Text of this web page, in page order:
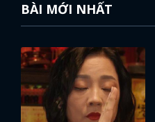
BÀI MỚI NHẤT